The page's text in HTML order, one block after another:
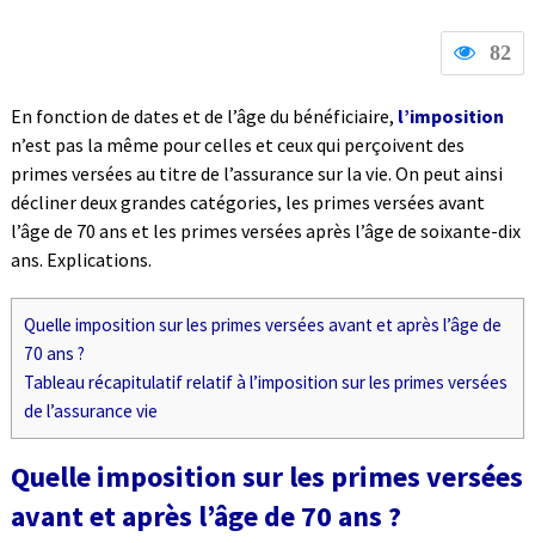
82
En fonction de dates et de l’âge du bénéficiaire, l’imposition
n’est pas la même pour celles et ceux qui perçoivent des
primes versées au titre de l’assurance sur la vie. On peut ainsi
décliner deux grandes catégories, les primes versées avant
l’âge de 70 ans et les primes versées après l’âge de soixante-dix
ans. Explications.
Quelle imposition sur les primes versées avant et après l’âge de
70 ans ?
Tableau récapitulatif relatif à l’imposition sur les primes versées
de l’assurance vie
Quelle imposition sur les primes versées
avant et après l’âge de 70 ans ?